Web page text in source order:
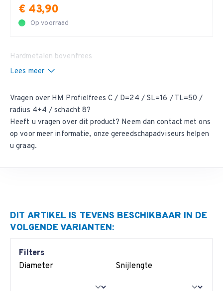
€ 43,90
Op voorraad
Hardmetalen bovenfrees
Lees meer
Vragen over HM Profielfrees C / D=24 / SL=16 / TL=50 /
radius 4+4 / schacht 8?
Heeft u vragen over dit product? Neem dancontact met ons
op voor meer informatie, onze gereedschapadviseurs helpen
u graag.
DIT ARTIKEL IS TEVENS BESCHIKBAAR IN DE
VOLGENDE VARIANTEN:
Filters
Diameter
Snijlengte